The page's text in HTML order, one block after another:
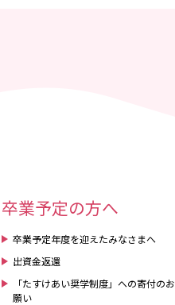
卒業予定の方へ
卒業予定年度を迎えたみなさまへ
出資金返還
「たすけあい奨学制度」への寄付のお
願い